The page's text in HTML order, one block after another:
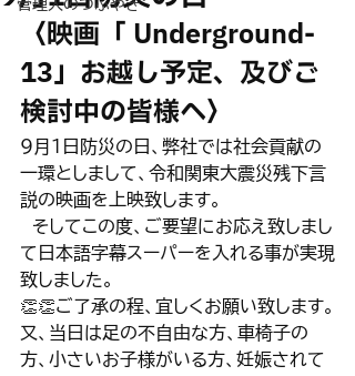
管理人のつぶやき
〈映画「 Underground-
13」お越し予定、及びご
検討中の皆様へ〉
9月1日防災の日、弊社では社会貢献の
一環としまして、令和関東大震災残下言
説の映画を上映致します。
そしてこの度、ご要望にお応え致しまし
て日本語字幕スーパーを入れる事が実現
致しました。
👏👏ご了承の程、宜しくお願い致します。
又、当日は足の不自由な方、車椅子の
方、小さいお子様がいる方、妊娠されて